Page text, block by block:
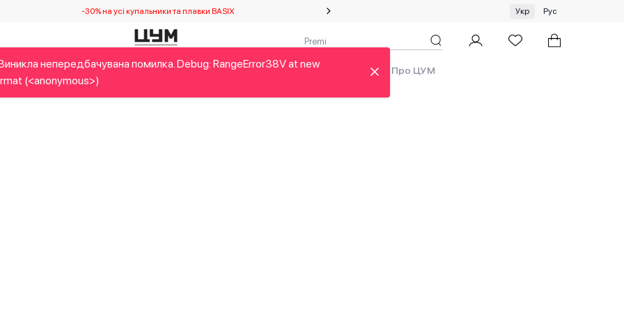
-30% на усі купальники та плавки BASIX Спеціальна пропозиція на одяг та хустки ЦУМ by GUNIA
Укр Рус
Home&Gifts Українські дизайнери Краса Бренди Аутлет Про ЦУМ
непередбачувана помилка. Debug: RangeError38V at new
(<anonymous>)